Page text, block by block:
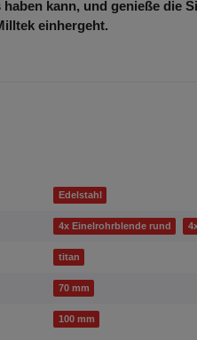
kann, und genieße die
einhergeht.
Edelstahl
4x Einelrohrblende rund
titan
70 mm
100 mm